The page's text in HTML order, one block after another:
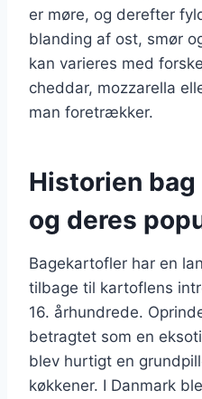
er møre, og derefter
blanding af ost, smør
kan varieres med
cheddar, mozzarella
man foretrækker.
Historien
og deres
Bagekartofler har en
tilbage til kartoflens
16. århundrede.
betragtet som en
blev hurtigt en
køkkener. I Danmark